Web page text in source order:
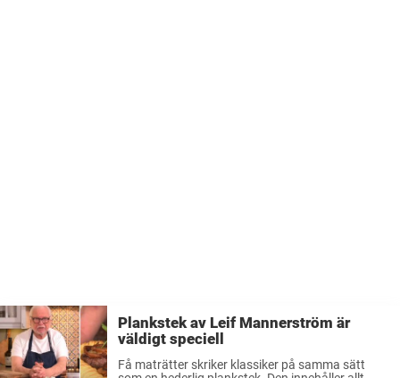
Plankstek av Leif Mannerström är
väldigt speciell
Få maträtter skriker klassiker på samma sätt